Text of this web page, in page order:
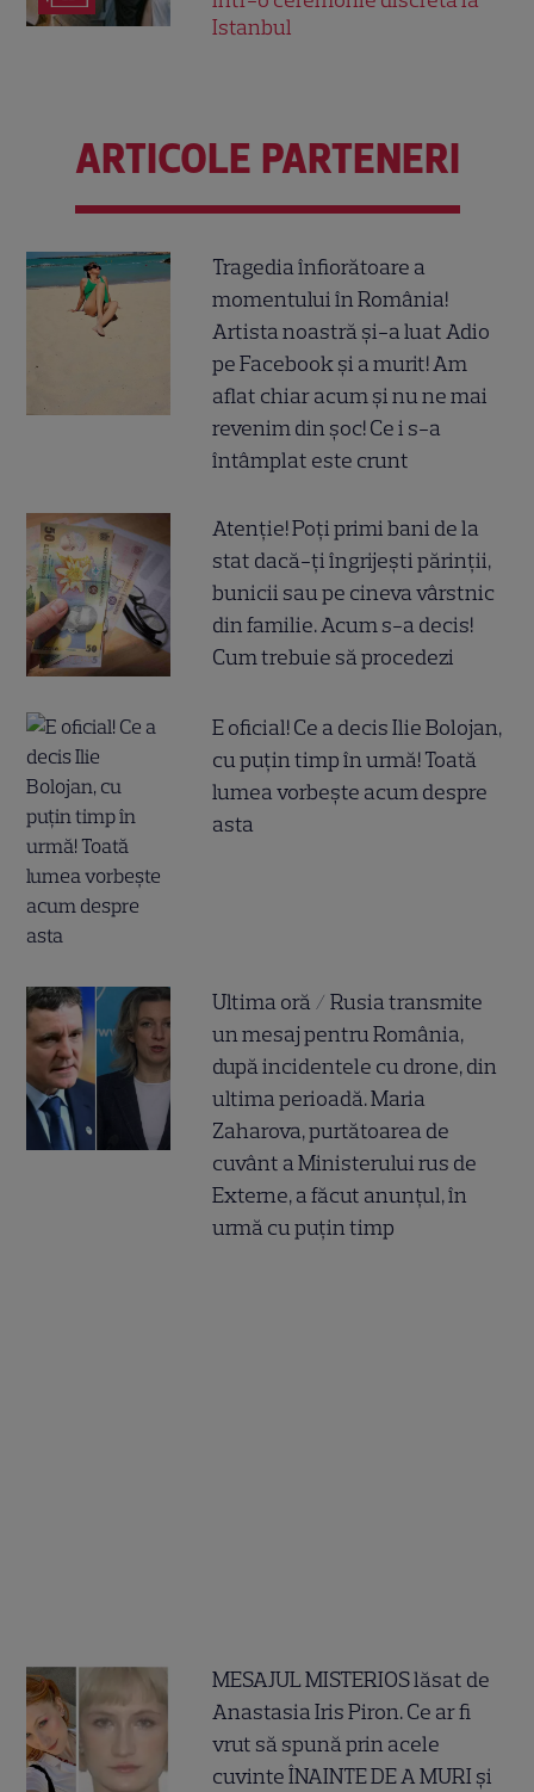
Istanbul
ARTICOLE PARTENERI
Tragedia înfiorătoare a
momentului în România!
Artista noastră și-a luat Adio
pe Facebook și a murit! Am
aflat chiar acum și nu ne mai
revenim din șoc! Ce i s-a
întâmplat este crunt
Atenție! Poți primi bani de la
stat dacă-ți îngrijești părinții,
bunicii sau pe cineva vârstnic
din familie. Acum s-a decis!
Cum trebuie să procedezi
E oficial! Ce a decis Ilie Bolojan,
cu puțin timp în urmă! Toată
lumea vorbește acum despre
asta
Ultima oră / Rusia transmite
un mesaj pentru România,
după incidentele cu drone, din
ultima perioadă. Maria
Zaharova, purtătoarea de
cuvânt a Ministerului rus de
Externe, a făcut anunțul, în
urmă cu puțin timp
MESAJUL MISTERIOS lăsat de
Anastasia Iris Piron. Ce ar fi
vrut să spună prin acele
cuvinte ÎNAINTE DE A MURI și